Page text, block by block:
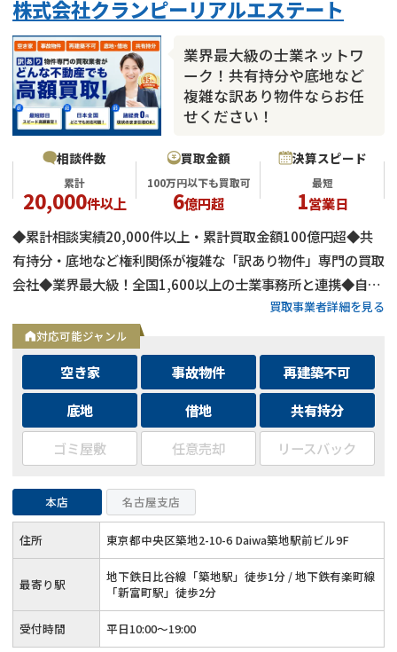
アンケート調査
株式会社クランピーリアルエステート
業界最大級の士業ネットワ
ーク！共有持分や底地など
複雑な訳あり物件ならお任
せください！
相談件数
累計
20,000件以上
買取金額
100万円以下も買取可
6億円超
決算スピード
最短
1営業日
◆累計相談実績20,000件以上・累計買取金額100億円超◆共
有持分・底地など権利関係が複雑な「訳あり物件」専門の買取
会社◆業界最大級！全国1,600以上の士業事務所と連携◆自己
資金による買取のため、融資審査を待たず最短即日で決済可能
◆士業事務所や大手不動産会社からの相談実績も多数
買取事業者詳細を見る
対応可能ジャンル
空き家 事故物件
再建築不可
底地
借地
共有持分
ゴミ屋敷
任意売却 リースバック
本店 名古屋支店
住所 東京都中央区築地2-10-6 Daiwa築地駅前ビル9F
最寄り駅
地下鉄日比谷線「築地駅」徒歩1分 / 地下鉄有楽町線
「新富町駅」徒歩2分
受付時間 平日10:00～19:00